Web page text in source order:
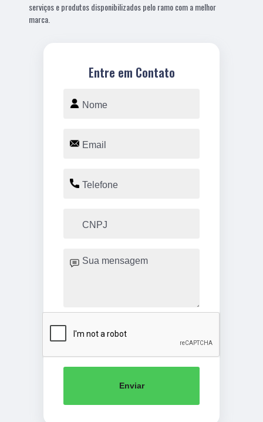
serviços e produtos disponibilizados pelo ramo com a melhor
marca.
Entre em Contato
Enviar